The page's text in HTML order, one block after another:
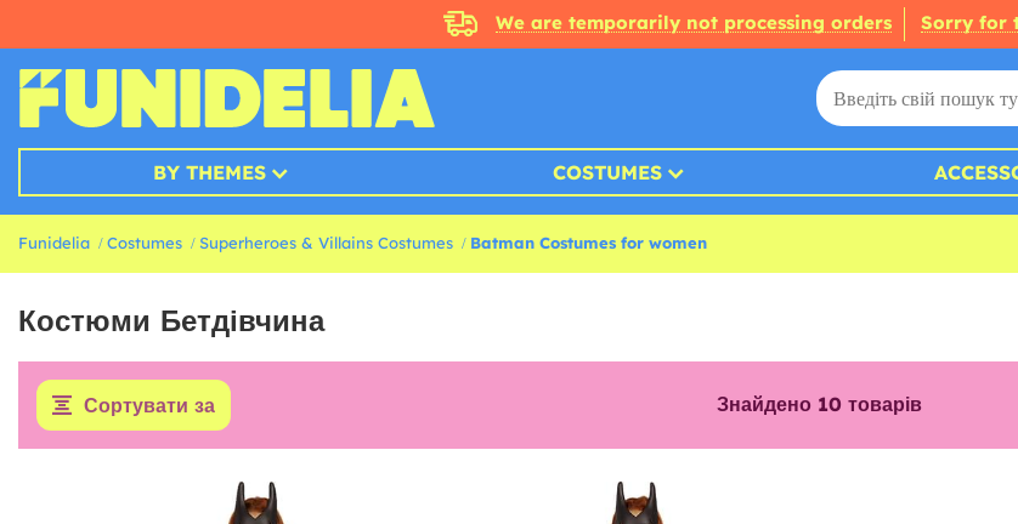
We are temporarily not processing orders Sorry for
BY THEMES COSTUMES
Funidelia Costumes Superheroes & Villains Costumes Batman Costumes for women
Костюми Бетдівчина
Сортувати за Знайдено 10 товарів